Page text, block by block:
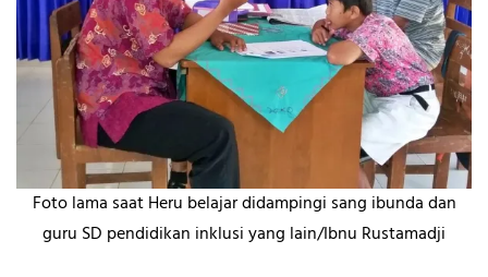
Foto lama saat Heru belajar didampingi sang ibunda dan
guru SD pendidikan inklusi yang lain/Ibnu Rustamadji